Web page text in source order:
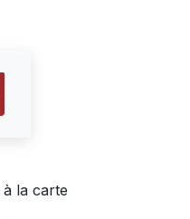
la carte